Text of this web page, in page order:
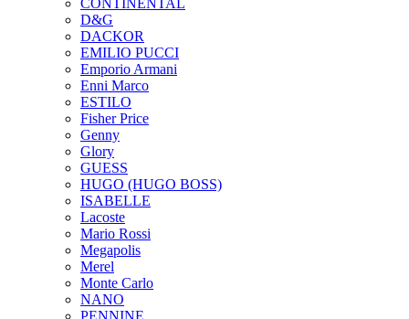
D&G
DACKOR
EMILIO PUCCI
Emporio Armani
Enni Marco
ESTILO
Fisher Price
Genny
Glory
GUESS
HUGO (HUGO BOSS)
ISABELLE
Lacoste
Mario Rossi
Megapolis
Merel
Monte Carlo
NANO
PENNINE